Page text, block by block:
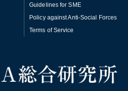
Guidelines for SME
Policy against Anti-Social Forces
Terms of Service